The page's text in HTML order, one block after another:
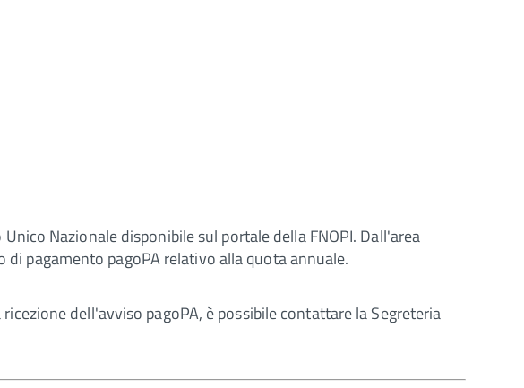
Nazionale disponibile sul portale della FNOPI. Dall'area
pagamento pagoPA relativo alla quota annuale.
dell'avviso pagoPA, è possibile contattare la Segreteria